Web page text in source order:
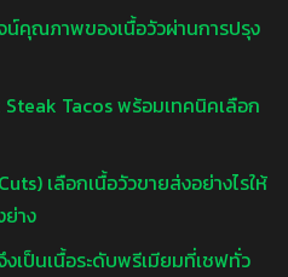
คุณภาพของเนื้อวัวผ่านการปรุง
Tacos พร้อมเทคนิคเลือก
เลือกเนื้อวัวขายส่งอย่างไรให้
ย่าง
งเป็นเนื้อระดับพรีเมียมที่เชฟทั่ว